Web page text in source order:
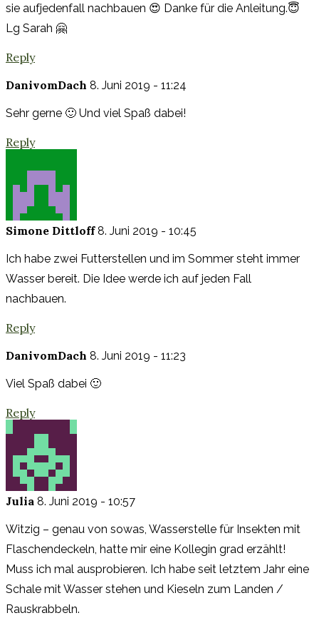
sie aufjedenfall nachbauen 😍 Danke für die Anleitung.😇
Lg Sarah 🤗
Reply
DanivomDach 8. Juni 2019 - 11:24
Sehr gerne 🙂 Und viel Spaß dabei!
Reply
Simone Dittloff 8. Juni 2019 - 10:45
Ich habe zwei Futterstellen und im Sommer steht immer
Wasser bereit. Die Idee werde ich auf jeden Fall
nachbauen.
Reply
DanivomDach 8. Juni 2019 - 11:23
Viel Spaß dabei 🙂
Reply
Julia 8. Juni 2019 - 10:57
Witzig – genau von sowas, Wasserstelle für Insekten mit
Flaschendeckeln, hatte mir eine Kollegin grad erzählt!
Muss ich mal ausprobieren. Ich habe seit letztem Jahr eine
Schale mit Wasser stehen und Kieseln zum Landen /
Rauskrabbeln.